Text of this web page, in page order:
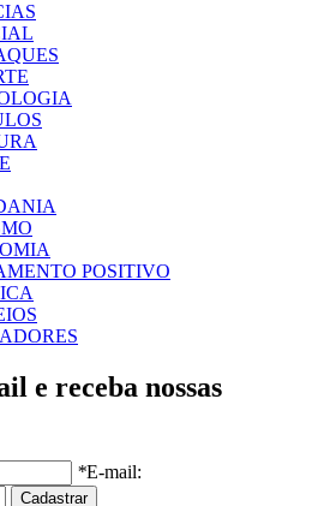
POSITIVO
e receba nossas
*E-mail: